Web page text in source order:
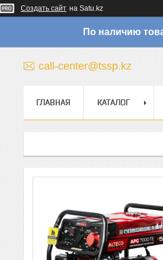
Создать сайт на Satu.kz
По наличию
call-center@tssp.kz
ГЛАВНАЯ КАТАЛОГ